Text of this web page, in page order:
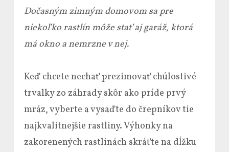
Dočasným zimným domovom sa pre
niekoľko rastlín môže stať aj garáž, ktorá
má okno a nemrzne v nej.
Keď chcete nechať prezimovať chúlostivé
trvalky zo záhrady skôr ako príde prvý
mráz, vyberte a vysaďte do črepníkov tie
najkvalitnejšie rastliny. Výhonky na
zakorenených rastlinách skráťte na dĺžku